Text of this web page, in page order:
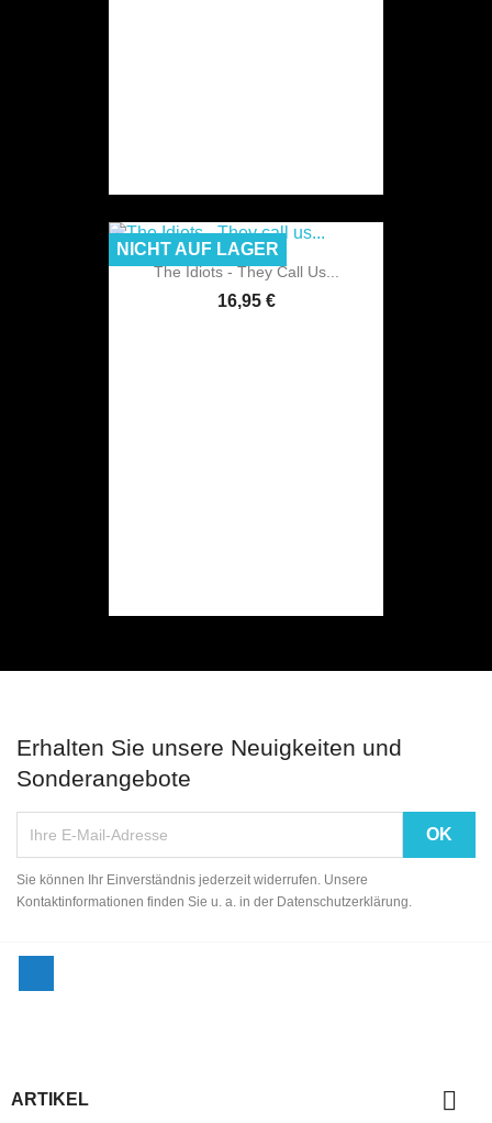
The Idiots - They Call Us...
16,95 €
NICHT AUF LAGER
Erhalten Sie unsere Neuigkeiten und
Sonderangebote
Sie können Ihr Einverständnis jederzeit widerrufen. Unsere
Kontaktinformationen finden Sie u. a. in der Datenschutzerklärung.
ARTIKEL 